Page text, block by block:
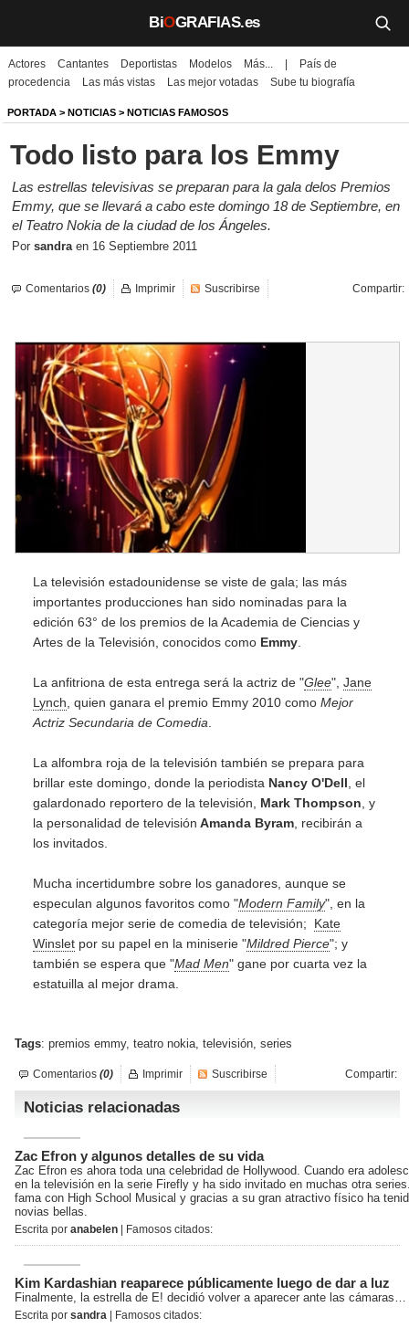
BiOGRAFIAS.es
Biografías
Películas
TV
Música
Un día como hoy
Noticias
Iniciar sesión
Actores Cantantes Deportistas Modelos Más...
País de
procedencia
Las más vistas Las mejor votadas Sube tu biografía
PORTADA > NOTICIAS > NOTICIAS FAMOSOS
Todo listo para los Emmy
Las estrellas televisivas se preparan para la gala delos Premios
Emmy, que se llevará a cabo este domingo 18 de Septiembre, en
el Teatro Nokia de la ciudad de los Ángeles.
Por sandraen 16 Septiembre 2011
Comentarios (0) Compartir:
Imprimir Suscribirse
La televisión estadounidense se viste de gala; las más
importantes producciones han sido nominadas para la
edición 63° de los premios de la Academia de Ciencias y
Artes de la Televisión, conocidos como Emmy
La anfitriona de esta entrega será la actriz de "Glee", Jane
Lynch , quien ganara el premio Emmy 2010 como Mejor
Actriz Secundaria de Comedia
La alfombra roja de la televisión también se prepara para
brillar este domingo, donde la periodista Nancy O'Dell , el
galardonado reportero de la televisión, Mark Thompson , y
la personalidad de televisión Amanda Byram , recibirán a
los invitados.
Mucha incertidumbre sobre los ganadores, aunque se
especulan algunos favoritos como "Modern Family", en la
categoría mejor serie de comedia de televisión; Kate
Winslet por su papel en la miniserie "Mildred Pierce"; y
también se espera que "Mad Men" gane por cuarta vez la
estatuilla al mejor drama.
Tags: premios emmy, teatro nokia, televisión, series
Comentarios (0) Compartir:
Imprimir Suscribirse
Noticias relacionadas
Zac Efron y algunos detalles de su vida
Zac Efron es ahora toda una celebridad de Hollywood. Cuando era
en la televisión en la serie Firefly y ha sido invitado en muchas otra
fama con High School Musical y gracias a su gran atractivo físico ha
novias bellas.
Escrita por anabelen | Famosos citados:
Kim Kardashian reaparece públicamente luego de dar a luz
Finalmente, la estrella de E! decidió volver a aparecer ante las cámaras…
Escrita por sandra | Famosos citados: